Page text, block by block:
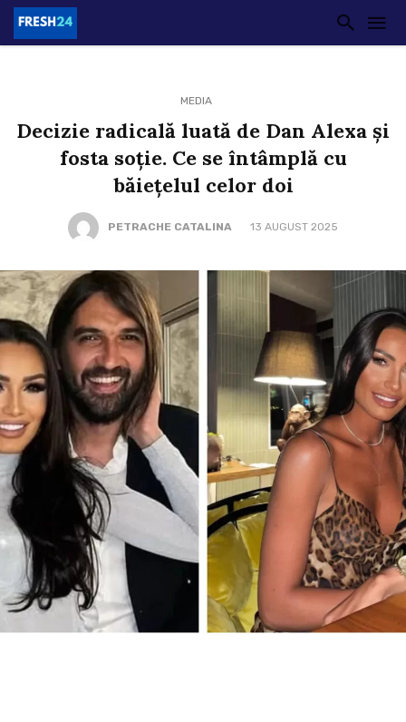
MEDIA
Decizie radicală luată de Dan Alexa și
fosta soție. Ce se întâmplă cu
băiețelul celor doi
PETRACHE CATALINA 13 AUGUST 2025